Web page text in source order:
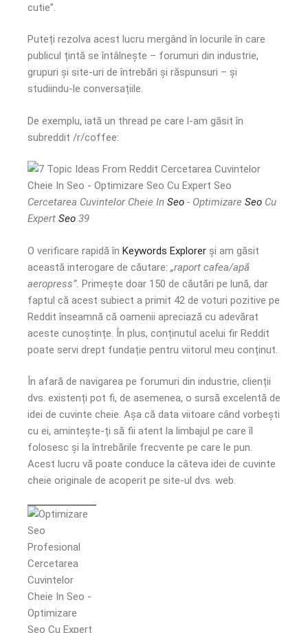
cutie”.
Puteți rezolva acest lucru mergând în locurile în care
publicul țintă se întâlnește – forumuri din industrie,
grupuri și site-uri de întrebări și răspunsuri – și
studiindu-le conversațiile.
De exemplu, iată un thread pe care l-am găsit în
subreddit /r/coffee:
Cercetarea Cuvintelor Cheie In Seo - Optimizare Seo Cu
Expert Seo 39
O verificare rapidă în Keywords Explorer și am găsit
această interogare de căutare: „raport cafea/apă
aeropress”. Primește doar 150 de căutări pe lună, dar
faptul că acest subiect a primit 42 de voturi pozitive pe
Reddit înseamnă că oamenii apreciază cu adevărat
aceste cunoștințe. În plus, conținutul acelui fir Reddit
poate servi drept fundație pentru viitorul meu conținut.
În afară de navigarea pe forumuri din industrie, clienții
dvs. existenți pot fi, de asemenea, o sursă excelentă de
idei de cuvinte cheie. Așa că data viitoare când vorbești
cu ei, amintește-ți să fii atent la limbajul pe care îl
folosesc și la întrebările frecvente pe care le pun.
Acest lucru vă poate conduce la câteva idei de cuvinte
cheie originale de acoperit pe site-ul dvs. web.